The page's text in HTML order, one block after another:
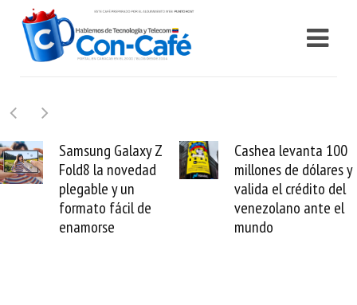
Z
Cashea levanta 100
millones de dólares y
valida el crédito del
venezolano ante el
mundo
El buque Wave
Sentinel
reparación del
cable de